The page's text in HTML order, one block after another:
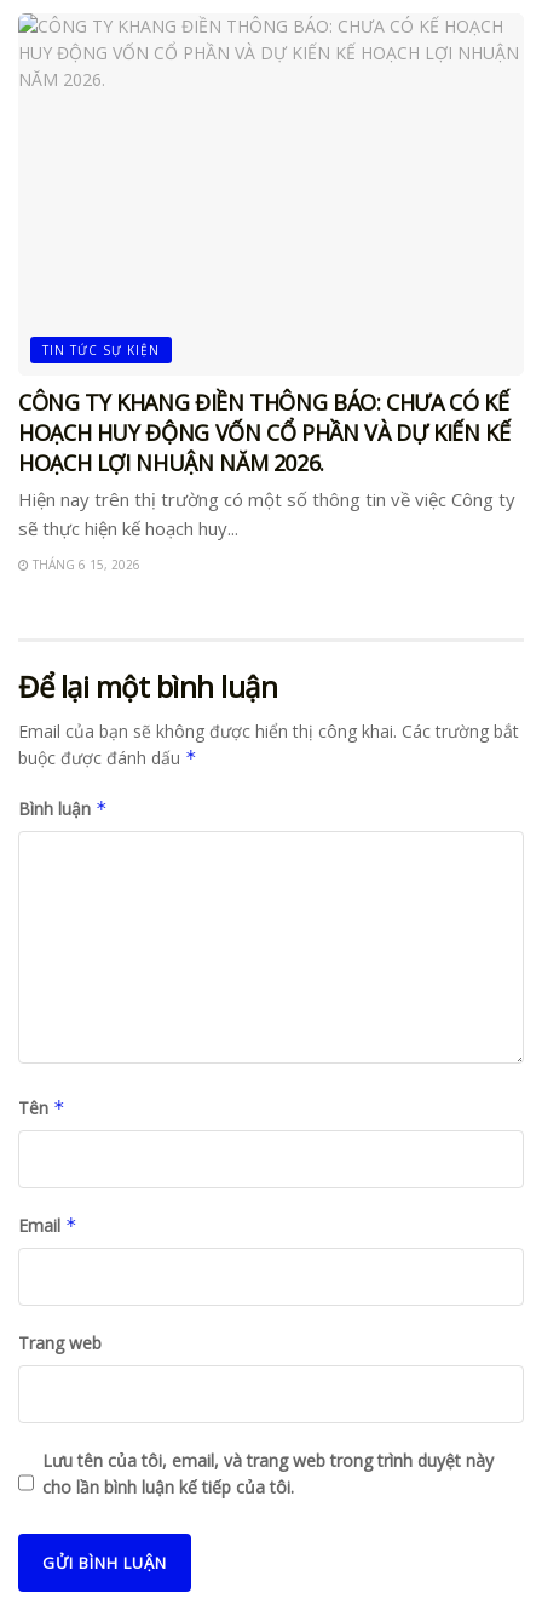
TIN TỨC SỰ KIỆN
CÔNG TY KHANG ĐIỀN THÔNG BÁO: CHƯA CÓ KẾ
HOẠCH HUY ĐỘNG VỐN CỔ PHẦN VÀ DỰ KIẾN KẾ
HOẠCH LỢI NHUẬN NĂM 2026.
Hiện nay trên thị trường có một số thông tin về việc Công ty
sẽ thực hiện kế hoạch huy...
THÁNG 6 15, 2026
Để lại một bình luận
Email của bạn sẽ không được hiển thị công khai. Các trường bắt
buộc được đánh dấu *
Bình luận *
Tên *
Email *
Trang web
Lưu tên của tôi, email, và trang web trong trình duyệt này
cho lần bình luận kế tiếp của tôi.